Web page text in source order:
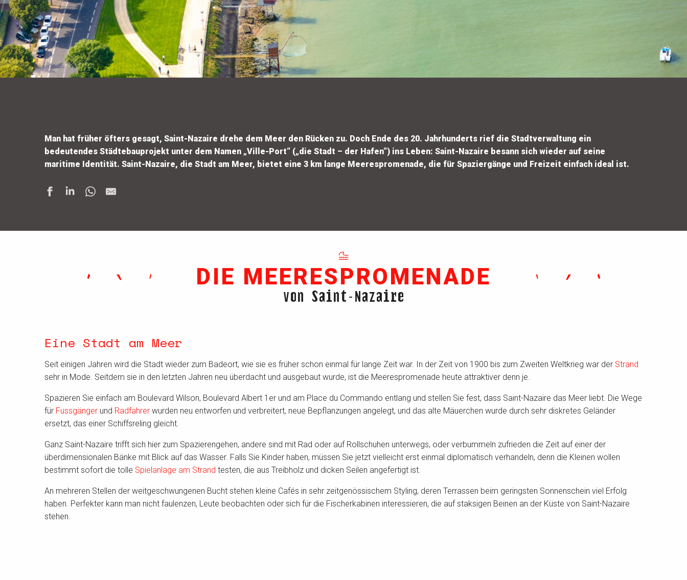
Man hat früher öfters gesagt, Saint-Nazaire drehe dem Meer den Rücken zu. Doch Ende des 20. Jahrhunderts rief die Stadtverwaltung ein
bedeutendes Städtebauprojekt unter dem Namen „Ville-Port“ („die Stadt – der Hafen“) ins Leben: Saint-Nazaire besann sich wieder auf seine
maritime Identität. Saint-Nazaire, die Stadt am Meer, bietet eine 3 km lange Meerespromenade, die für Spaziergänge und Freizeit einfach ideal ist.
DIE MEERESPROMENADE
von Saint-Nazaire
Eine Stadt am Meer
Seit einigen Jahren wird die Stadt wieder zum Badeort, wie sie es früher schon einmal für lange Zeit war. In der Zeit von 1900 bis zum Zweiten Weltkrieg war der Strand
sehr in Mode. Seitdem sie in den letzten Jahren neu überdacht und ausgebaut wurde, ist die Meerespromenade heute attraktiver denn je.
Spazieren Sie einfach am Boulevard Wilson, Boulevard Albert 1er und am Place du Commando entlang und stellen Sie fest, dass Saint-Nazaire das Meer liebt. Die Wege
für Fussgänger und Radfahrer wurden neu entworfen und verbreitert, neue Bepflanzungen angelegt, und das alte Mäuerchen wurde durch sehr diskretes Geländer
ersetzt, das einer Schiffsreling gleicht.
Ganz Saint-Nazaire trifft sich hier zum Spazierengehen, andere sind mit Rad oder auf Rollschuhen unterwegs, oder verbummeln zufrieden die Zeit auf einer der
überdimensionalen Bänke mit Blick auf das Wasser. Falls Sie Kinder haben, müssen Sie jetzt vielleicht erst einmal diplomatisch verhandeln, denn die Kleinen wollen
bestimmt sofort die tolle Spielanlage am Strand testen, die aus Treibholz und dicken Seilen angefertigt ist.
An mehreren Stellen der weitgeschwungenen Bucht stehen kleine Cafés in sehr zeitgenössischem Styling, deren Terrassen beim geringsten Sonnenschein viel Erfolg
haben. Perfekter kann man nicht faulenzen, Leute beobachten oder sich für die Fischerkabinen interessieren, die auf staksigen Beinen an der Küste von Saint-Nazaire
stehen.